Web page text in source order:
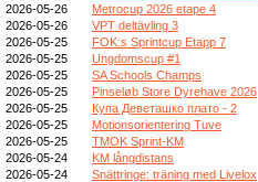
2026-05-26
Metrocup 2026 etape 4
2026-05-26
VPT deltävling 3
2026-05-25
FOK:s Sprintcup Etapp 7
2026-05-25
Ungdomscup #1
2026-05-25
SA Schools Champs
2026-05-25
Pinseløb Store Dyrehave 2026
2026-05-25
Купа Деветашко плато - 2
2026-05-25
Motionsorientering Tuve
2026-05-25
TMOK Sprint-KM
2026-05-24
KM långdistans
2026-05-24
Snättringe: träning med Livelox